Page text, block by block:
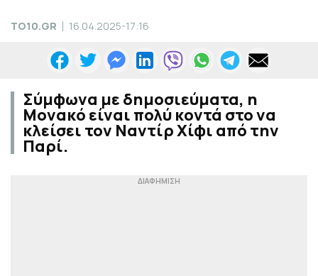
TO10.GR 16.04.2025-17:16
Σύμφωνα με δημοσιεύματα, η
Μονακό είναι πολύ κοντά στο να
κλείσει τον Ναντίρ Χίφι από την
Παρί.